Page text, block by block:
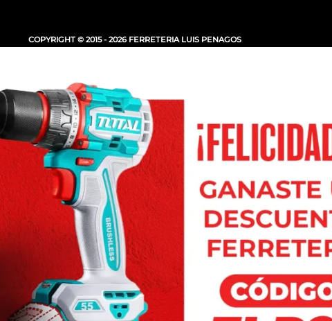
COPYRIGHT © 2015 - 2026 FERRETERIA LUIS PENAGOS